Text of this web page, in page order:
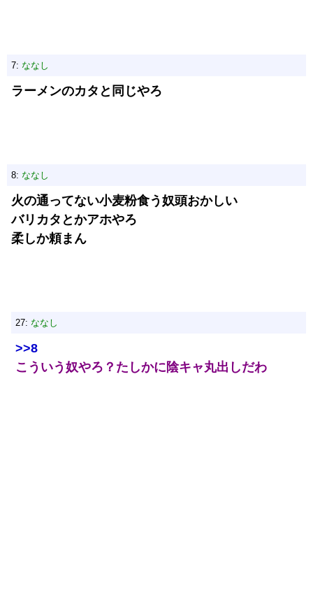
7: ななし
ラーメンのカタと同じやろ
8: ななし
火の通ってない小麦粉食う奴頭おかしい
バリカタとかアホやろ
柔しか頼まん
27: ななし
>>8
こういう奴やろ？たしかに陰キャ丸出しだわ